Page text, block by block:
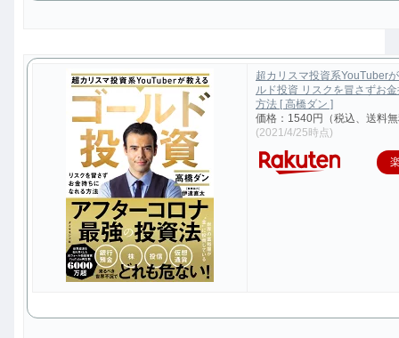
超カリスマ投資系YouTuber
ルド投資 リスクを冒さずお
方法 [ 高橋ダン ]
価格：1540円（税込、送料
(2021/4/25時点)